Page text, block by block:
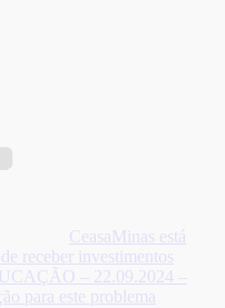
CeasaMinas está
receber investimentos
– 22.09.2024 –
para este problema